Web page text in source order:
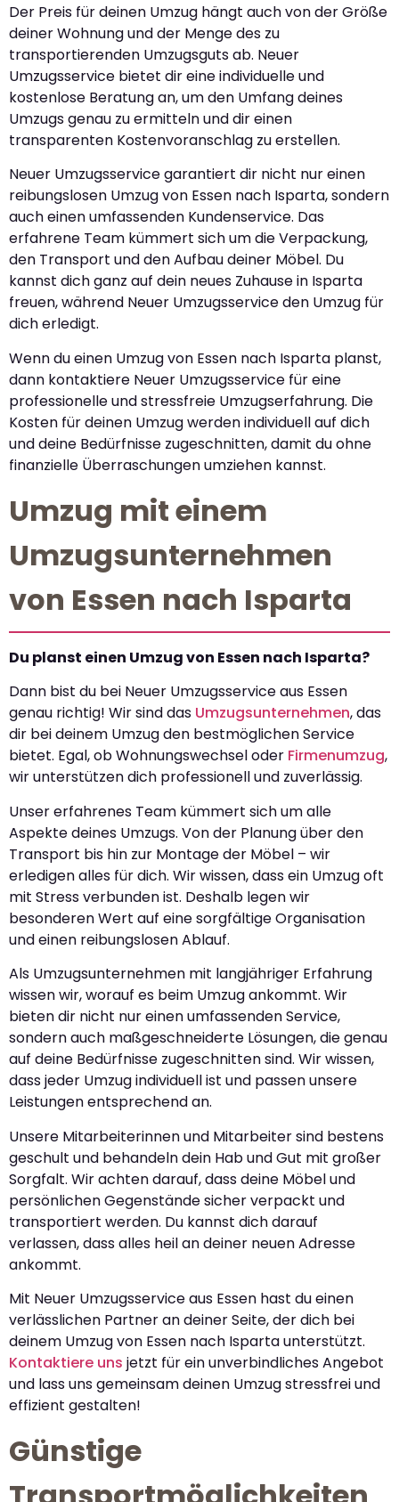
Der Preis für deinen Umzug hängt auch von der Größe
deiner Wohnung und der Menge des zu
transportierenden Umzugsguts ab. Neuer
Umzugsservice bietet dir eine individuelle und
kostenlose Beratung an, um den Umfang deines
Umzugs genau zu ermitteln und dir einen
transparenten Kostenvoranschlag zu erstellen.
Neuer Umzugsservice garantiert dir nicht nur einen
reibungslosen Umzug von Essen nach Isparta, sondern
auch einen umfassenden Kundenservice. Das
erfahrene Team kümmert sich um die Verpackung,
den Transport und den Aufbau deiner Möbel. Du
kannst dich ganz auf dein neues Zuhause in Isparta
freuen, während Neuer Umzugsservice den Umzug für
dich erledigt.
Wenn du einen Umzug von Essen nach Isparta planst,
dann kontaktiere Neuer Umzugsservice für eine
professionelle und stressfreie Umzugserfahrung. Die
Kosten für deinen Umzug werden individuell auf dich
und deine Bedürfnisse zugeschnitten, damit du ohne
finanzielle Überraschungen umziehen kannst.
Umzug mit einem
Umzugsunternehmen
von Essen nach Isparta
Du planst einen Umzug von Essen nach Isparta?
Dann bist du bei Neuer Umzugsservice aus Essen
genau richtig! Wir sind das Umzugsunternehmen, das
dir bei deinem Umzug den bestmöglichen Service
bietet. Egal, ob Wohnungswechsel oder Firmenumzug,
wir unterstützen dich professionell und zuverlässig.
Unser erfahrenes Team kümmert sich um alle
Aspekte deines Umzugs. Von der Planung über den
Transport bis hin zur Montage der Möbel – wir
erledigen alles für dich. Wir wissen, dass ein Umzug oft
mit Stress verbunden ist. Deshalb legen wir
besonderen Wert auf eine sorgfältige Organisation
und einen reibungslosen Ablauf.
Als Umzugsunternehmen mit langjähriger Erfahrung
wissen wir, worauf es beim Umzug ankommt. Wir
bieten dir nicht nur einen umfassenden Service,
sondern auch maßgeschneiderte Lösungen, die genau
auf deine Bedürfnisse zugeschnitten sind. Wir wissen,
dass jeder Umzug individuell ist und passen unsere
Leistungen entsprechend an.
Unsere Mitarbeiterinnen und Mitarbeiter sind bestens
geschult und behandeln dein Hab und Gut mit großer
Sorgfalt. Wir achten darauf, dass deine Möbel und
persönlichen Gegenstände sicher verpackt und
transportiert werden. Du kannst dich darauf
verlassen, dass alles heil an deiner neuen Adresse
ankommt.
Mit Neuer Umzugsservice aus Essen hast du einen
verlässlichen Partner an deiner Seite, der dich bei
deinem Umzug von Essen nach Isparta unterstützt.
Kontaktiere uns jetzt für ein unverbindliches Angebot
und lass uns gemeinsam deinen Umzug stressfrei und
effizient gestalten!
Günstige